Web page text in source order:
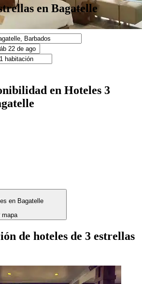
en Bagatelle
en Hoteles 3
mapa
de hoteles de 3 estrellas